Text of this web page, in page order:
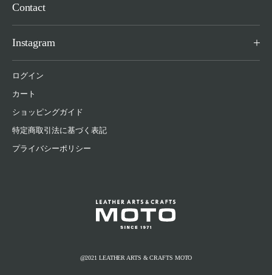
Contact
Instagram
ログイン
カート
ショッピングガイド
特定商取引法に基づく表記
プライバシーポリシー
@2021 LEATHER ARTS & CRAFTS MOTO